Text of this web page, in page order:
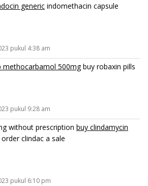
generic indomethacin capsule
pukul 4:38 am
methocarbamol 500mgbuy robaxin pills
pukul 9:28 am
without prescription buy clindamycin
order clindac a sale
pukul 6:10 pm